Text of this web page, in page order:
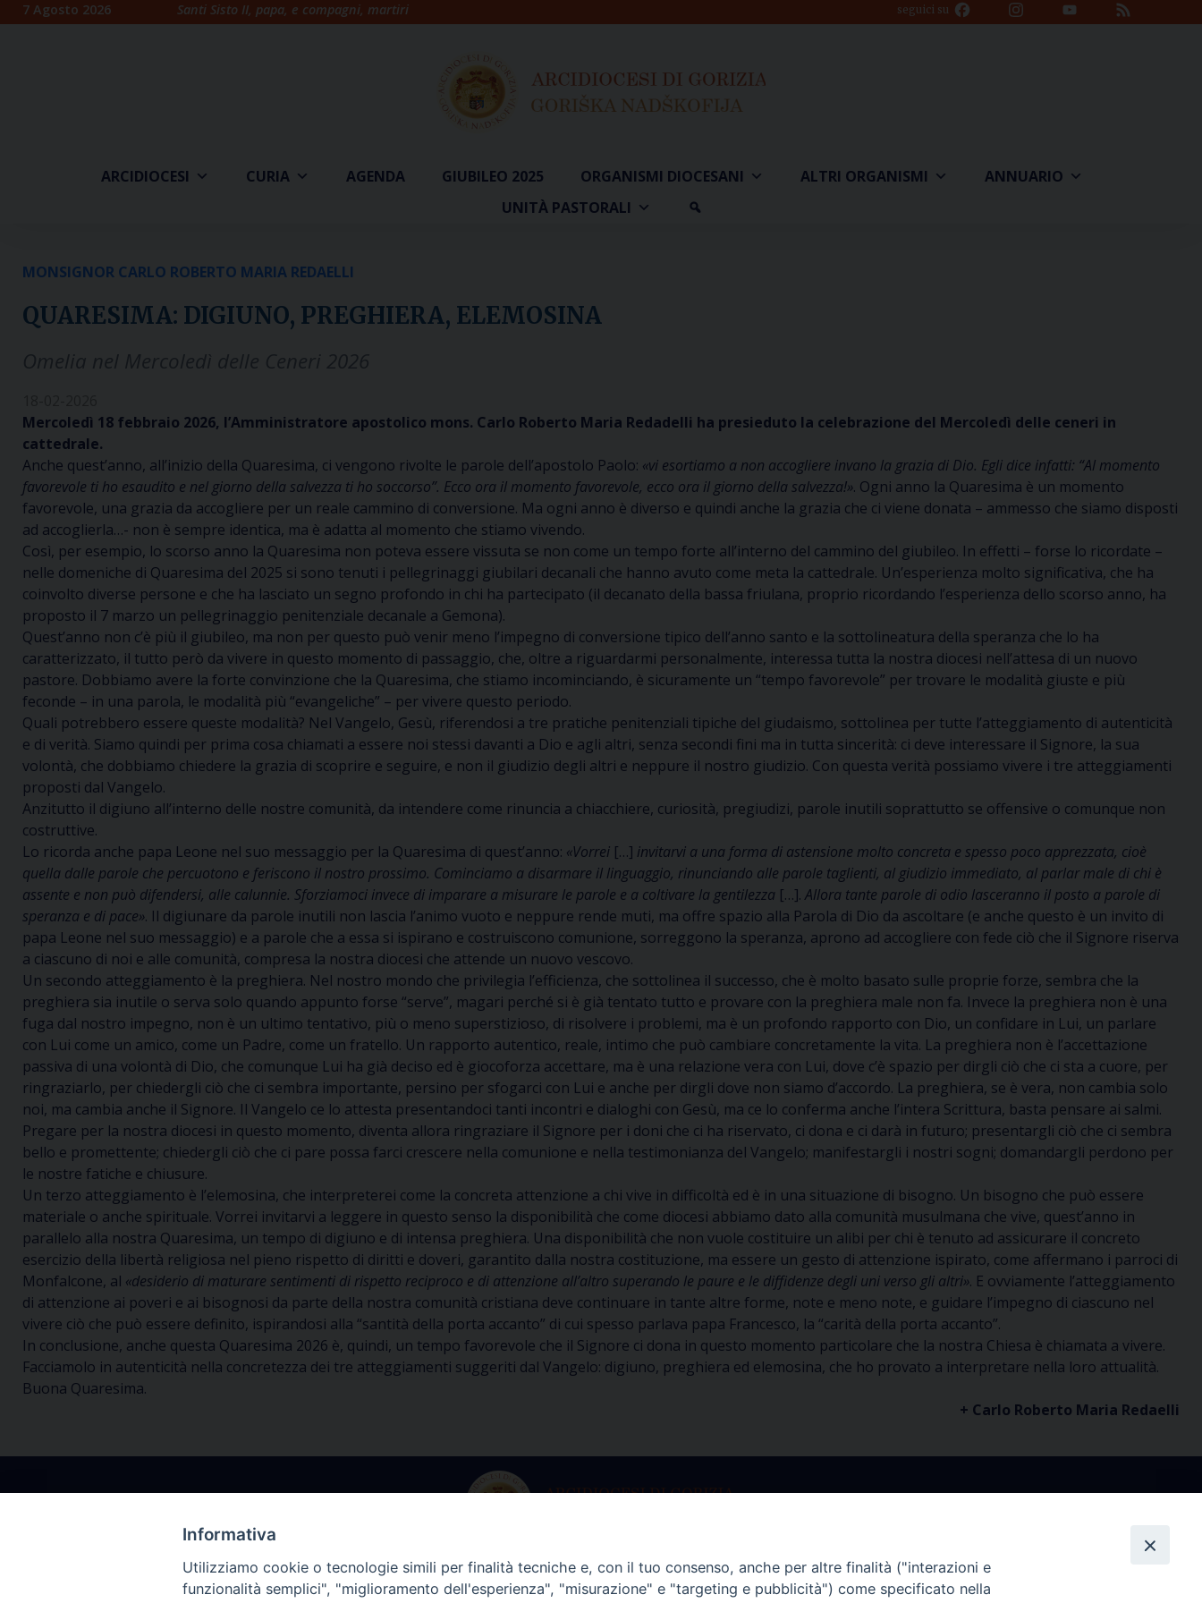
Skip7 Agosto 2026 Santi Sisto II, papa, e compagni, martiri seguici su Facebook InstagramYouTube
Channel
ARCIDIOCESI CURIA AGENDA GIUBILEO 2025 ORGANISMI DIOCESANI ALTRI ORGANISMI
ANNUARIO
UNITÀ PASTORALI
MONSIGNOR CARLO ROBERTO MARIA REDAELLI
QUARESIMA: DIGIUNO, PREGHIERA, ELEMOSINA
Mercoledì 18 febbraio 2026, l’Amministratore apostolico mons. Carlo Roberto Maria Redadelli ha presieduto la celebrazione del Mercoledì delle ceneri in
cattedrale.
Anche quest’anno, all’inizio della Quaresima, ci vengono rivolte le parole dell’apostolo Paolo: «vi esortiamo a non accogliere invano la grazia di Dio. Egli dice infatti: “Al momento
favorevole ti ho esaudito e nel giorno della salvezza ti ho soccorso”. Ecco ora il momento favorevole, ecco ora il giorno della salvezza!». Ogni anno la Quaresima è un momento
favorevole, una grazia da accogliere per un reale cammino di conversione. Ma ogni anno è diverso e quindi anche la grazia che ci viene donata – ammesso che siamo disposti
ad accoglierla…- non è sempre identica, ma è adatta al momento che stiamo vivendo.
Così, per esempio, lo scorso anno la Quaresima non poteva essere vissuta se non come un tempo forte all’interno del cammino del giubileo. In effetti – forse lo ricordate –
nelle domeniche di Quaresima del 2025 si sono tenuti i pellegrinaggi giubilari decanali che hanno avuto come meta la cattedrale. Un’esperienza molto significativa, che ha
coinvolto diverse persone e che ha lasciato un segno profondo in chi ha partecipato (il decanato della bassa friulana, proprio ricordando l’esperienza dello scorso anno, ha
proposto il 7 marzo un pellegrinaggio penitenziale decanale a Gemona).
Quest’anno non c’è più il giubileo, ma non per questo può venir meno l’impegno di conversione tipico dell’anno santo e la sottolineatura della speranza che lo ha
caratterizzato, il tutto però da vivere in questo momento di passaggio, che, oltre a riguardarmi personalmente, interessa tutta la nostra diocesi nell’attesa di un nuovo
pastore. Dobbiamo avere la forte convinzione che la Quaresima, che stiamo incominciando, è sicuramente un “tempo favorevole” per trovare le modalità giuste e più
feconde – in una parola, le modalità più “evangeliche” – per vivere questo periodo.
Quali potrebbero essere queste modalità? Nel Vangelo, Gesù, riferendosi a tre pratiche penitenziali tipiche del giudaismo, sottolinea per tutte l’atteggiamento di autenticità
e di verità. Siamo quindi per prima cosa chiamati a essere noi stessi davanti a Dio e agli altri, senza secondi fini ma in tutta sincerità: ci deve interessare il Signore, la sua
volontà, che dobbiamo chiedere la grazia di scoprire e seguire, e non il giudizio degli altri e neppure il nostro giudizio. Con questa verità possiamo vivere i tre atteggiamenti
proposti dal Vangelo.
Anzitutto il digiuno all’interno delle nostre comunità, da intendere come rinuncia a chiacchiere, curiosità, pregiudizi, parole inutili soprattutto se offensive o comunque non
costruttive.
Lo ricorda anche papa Leone nel suo messaggio per la Quaresima di quest’anno: «Vorrei […] invitarvi a una forma di astensione molto concreta e spesso poco apprezzata, cioè
quella dalle parole che percuotono e feriscono il nostro prossimo. Cominciamo a disarmare il linguaggio, rinunciando alle parole taglienti, al giudizio immediato, al parlar male di chi è
assente e non può difendersi, alle calunnie. Sforziamoci invece di imparare a misurare le parole e a coltivare la gentilezza […].Allora tante parole di odio lasceranno il posto a parole di
speranza e di pace». Il digiunare da parole inutili non lascia l’animo vuoto e neppure rende muti, ma offre spazio alla Parola di Dio da ascoltare (e anche questo è un invito di
papa Leone nel suo messaggio) e a parole che a essa si ispirano e costruiscono comunione, sorreggono la speranza, aprono ad accogliere con fede ciò che il Signore riserva
a ciascuno di noi e alle comunità, compresa la nostra diocesi che attende un nuovo vescovo.
Un secondo atteggiamento è la preghiera. Nel nostro mondo che privilegia l’efficienza, che sottolinea il successo, che è molto basato sulle proprie forze, sembra che la
preghiera sia inutile o serva solo quando appunto forse “serve”, magari perché si è già tentato tutto e provare con la preghiera male non fa. Invece la preghiera non è una
fuga dal nostro impegno, non è un ultimo tentativo, più o meno superstizioso, di risolvere i problemi, ma è un profondo rapporto con Dio, un confidare in Lui, un parlare
con Lui come un amico, come un Padre, come un fratello. Un rapporto autentico, reale, intimo che può cambiare concretamente la vita. La preghiera non è l’accettazione
passiva di una volontà di Dio, che comunque Lui ha già deciso ed è giocoforza accettare, ma è una relazione vera con Lui, dove c’è spazio per dirgli ciò che ci sta a cuore, per
ringraziarlo, per chiedergli ciò che ci sembra importante, persino per sfogarci con Lui e anche per dirgli dove non siamo d’accordo. La preghiera, se è vera, non cambia solo
noi, ma cambia anche il Signore. Il Vangelo ce lo attesta presentandoci tanti incontri e dialoghi con Gesù, ma ce lo conferma anche l’intera Scrittura, basta pensare ai salmi.
Pregare per la nostra diocesi in questo momento, diventa allora ringraziare il Signore per i doni che ci ha riservato, ci dona e ci darà in futuro; presentargli ciò che ci sembra
bello e promettente; chiedergli ciò che ci pare possa farci crescere nella comunione e nella testimonianza del Vangelo; manifestargli i nostri sogni; domandargli perdono per
le nostre fatiche e chiusure.
Un terzo atteggiamento è l’elemosina, che interpreterei come la concreta attenzione a chi vive in difficoltà ed è in una situazione di bisogno. Un bisogno che può essere
materiale o anche spirituale. Vorrei invitarvi a leggere in questo senso la disponibilità che come diocesi abbiamo dato alla comunità musulmana che vive, quest’anno in
parallelo alla nostra Quaresima, un tempo di digiuno e di intensa preghiera. Una disponibilità che non vuole costituire un alibi per chi è tenuto ad assicurare il concreto
esercizio della libertà religiosa nel pieno rispetto di diritti e doveri, garantito dalla nostra costituzione, ma essere un gesto di attenzione ispirato, come affermano i parroci di
Monfalcone, al «desiderio di maturare sentimenti di rispetto reciproco e di attenzione all’altro superando le paure e le diffidenze degli uni verso gli altri». E ovviamente l’atteggiamento
di attenzione ai poveri e ai bisognosi da parte della nostra comunità cristiana deve continuare in tante altre forme, note e meno note, e guidare l’impegno di ciascuno nel
vivere ciò che può essere definito, ispirandosi alla “santità della porta accanto” di cui spesso parlava papa Francesco, la “carità della porta accanto”.
In conclusione, anche questa Quaresima 2026 è, quindi, un tempo favorevole che il Signore ci dona in questo momento particolare che la nostra Chiesa è chiamata a vivere.
Facciamolo in autenticità nella concretezza dei tre atteggiamenti suggeriti dal Vangelo: digiuno, preghiera ed elemosina, che ho provato a interpretare nella loro attualità.
Buona Quaresima.
+ Carlo Roberto Maria Redaelli
Arcidiocesi Gorizia Segreteria dell’Arcivescovo Archivio Storico Ufficio Comunicazioni Sociali
Informativa
Utilizziamo cookie o tecnologie simili per finalità tecniche e, con il tuo consenso, anche per altre finalità ("interazioni e
funzionalità semplici", "miglioramento dell'esperienza", "misurazione" e "targeting e pubblicità") come specificato nella